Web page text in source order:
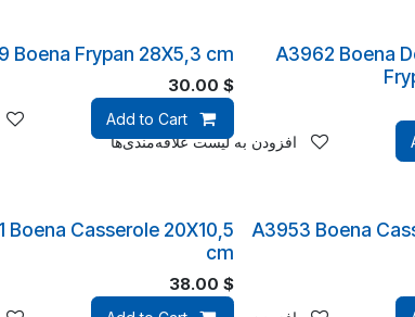
A3962 Boena
افزودن به لیست علاقه‌مندی‌ها
Boena Frypan 28X5,3 cm
$
30.00
Add to Cart
A3953 Boena
Boena Casserole 20X10,5
cm
$
38.00